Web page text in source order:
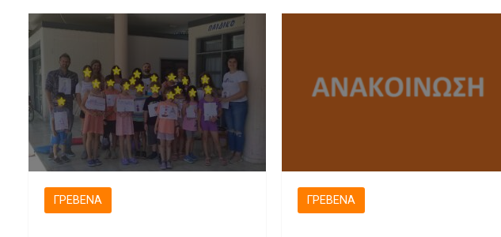
ΓΡΕΒΕΝΆ ΓΡΕΒΕΝΆ